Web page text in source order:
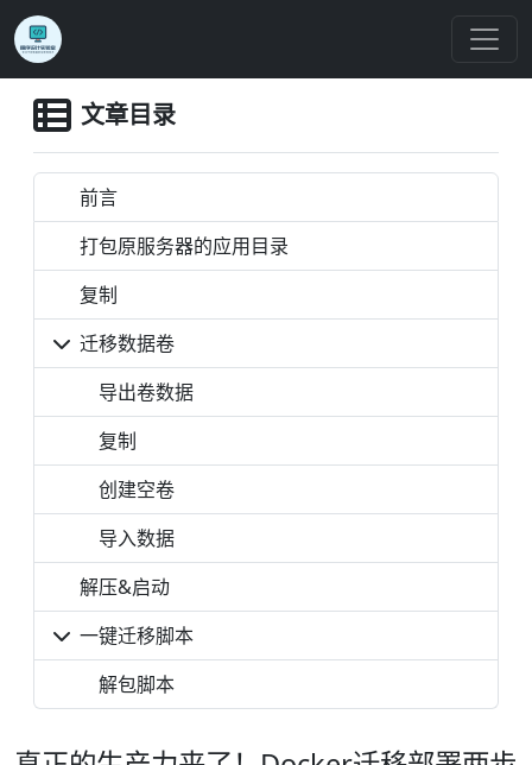
文章目录
前言
打包原服务器的应用目录
复制
迁移数据卷
导出卷数据
复制
创建空卷
导入数据
解压&启动
一键迁移脚本
解包脚本